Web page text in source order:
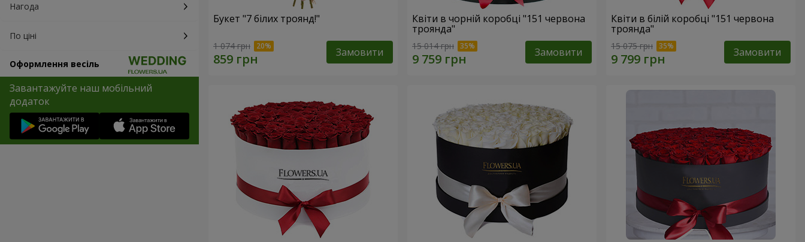
Нагода
По ціні
Оформлення весіль
Завантажуйте наш мобільний
додаток
Букет "7 білих троянд!"
1 074 грн Замовити
Квіти в чорній коробці "151 червона
троянда"
15 014 грн Замовити
Квіти в білій коробці "151 червона
троянда"
15 075 грн Замовити